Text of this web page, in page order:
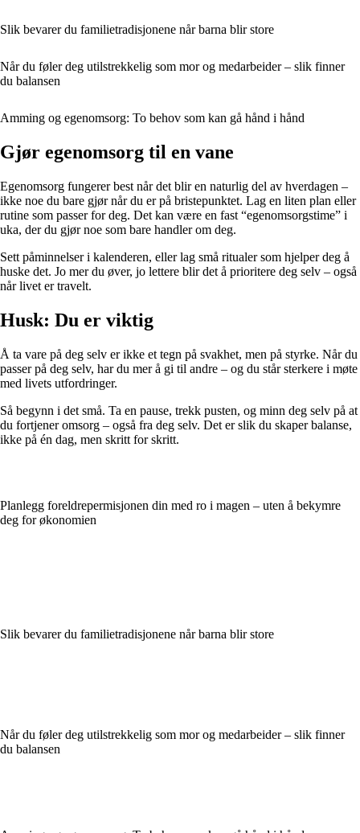
Slik bevarer du familietradisjonene når barna blir store
Når du føler deg utilstrekkelig som mor og medarbeider – slik finner
du balansen
Amming og egenomsorg: To behov som kan gå hånd i hånd
Gjør egenomsorg til en vane
Egenomsorg fungerer best når det blir en naturlig del av hverdagen –
ikke noe du bare gjør når du er på bristepunktet. Lag en liten plan eller
rutine som passer for deg. Det kan være en fast “egenomsorgstime” i
uka, der du gjør noe som bare handler om deg.
Sett påminnelser i kalenderen, eller lag små ritualer som hjelper deg å
huske det. Jo mer du øver, jo lettere blir det å prioritere deg selv – også
når livet er travelt.
Husk: Du er viktig
Å ta vare på deg selv er ikke et tegn på svakhet, men på styrke. Når du
passer på deg selv, har du mer å gi til andre – og du står sterkere i møte
med livets utfordringer.
Så begynn i det små. Ta en pause, trekk pusten, og minn deg selv på at
du fortjener omsorg – også fra deg selv. Det er slik du skaper balanse,
ikke på én dag, men skritt for skritt.
Planlegg foreldrepermisjonen din med ro i magen – uten å bekymre
deg for økonomien
Slik bevarer du familietradisjonene når barna blir store
Når du føler deg utilstrekkelig som mor og medarbeider – slik finner
du balansen